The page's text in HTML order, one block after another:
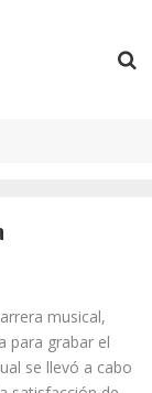
musical,
para grabar el
se llevó a cabo